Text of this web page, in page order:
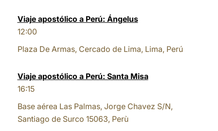
Viaje apostólico a Perú: Ángelus
12:00
Plaza De Armas, Cercado de Lima, Lima, Perú
Viaje apostólico a Perú: Santa Misa
16:15
Base aérea Las Palmas, Jorge Chavez S/N,
Santiago de Surco 15063, Perù